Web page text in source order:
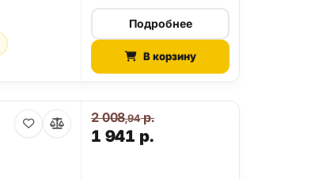
Подробнее
В корзину
1 941 р.
2 008,94р.